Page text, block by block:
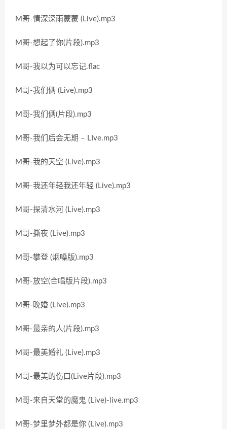
M哥-情深深雨蒙蒙 (Live).mp3
M哥-想起了你(片段).mp3
M哥-我以为可以忘记.flac
M哥-我们俩 (Live).mp3
M哥-我们俩(片段).mp3
M哥-我们后会无期 – LIve.mp3
M哥-我的天空 (Live).mp3
M哥-我还年轻我还年轻 (Live).mp3
M哥-探清水河 (Live).mp3
M哥-撕夜 (Live).mp3
M哥-攀登 (烟嗓版).mp3
M哥-放空(合唱版片段).mp3
M哥-晚婚 (Live).mp3
M哥-最亲的人(片段).mp3
M哥-最美婚礼 (Live).mp3
M哥-最美的伤口(Live片段).mp3
M哥-来自天堂的魔鬼 (Live)-live.mp3
M哥-梦里梦外都是你 (Live).mp3